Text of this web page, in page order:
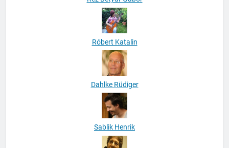
Róbert Katalin
Dahlke Rüdiger
Sablik Henrik